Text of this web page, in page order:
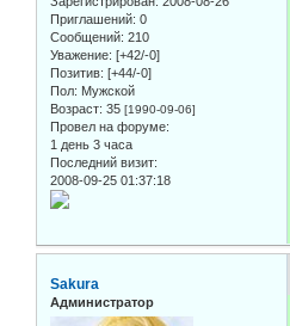
Приглашений: 0
Сообщений: 210
Уважение: [+42/-0]
Позитив: [+44/-0]
Пол: Мужской
Возраст: 35 [1990-09-06]
Провел на форуме:
1 день 3 часа
Последний визит:
2008-09-25 01:37:18
Sakura
Администратор